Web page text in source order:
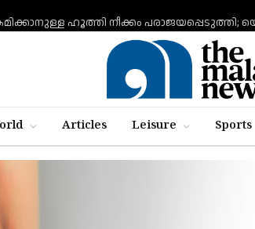
Articles Leisure Sports